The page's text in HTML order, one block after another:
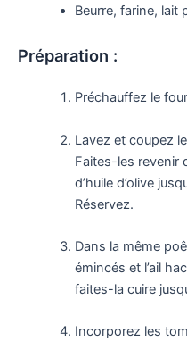
Beurre, farine, lait
Préparation :
Préchauffez le
Lavez et coupez
Faites-les revenir
d’huile d’olive
Réservez.
Dans la même
émincés et l’ail
faites-la cuire
Incorporez les